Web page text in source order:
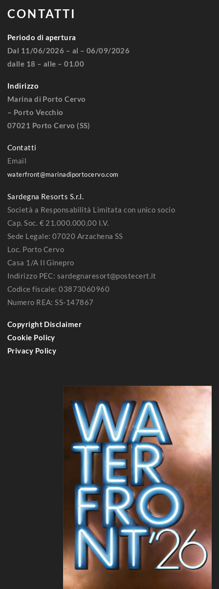
CONTATTI
Periodo di apertura
Dal 11/06/2026 – al – 06/09/2026
dalle 18 – alle – 01.00
Indirizzo
Marina di Porto Cervo
– Porto Vecchio
07021 Porto Cervo (SS)
Contatti
Email
waterfront@marinadiportocervo.com
Sardegna Resorts S.r.l.
Società a Responsabilità Limitata con unico socio
Cap. Soc. € 21.000.000,00 I.V.
Sede Legale: 07020 Arzachena SS
Loc. Porto Cervo
Casa 1/A Il Ginepro
Indirizzo PEC: sardegnaresort@postecert.it
Codice fiscale: 03873060960
Numero REA: SS-147867
Copyright Disclaimer
Cookie Policy
Privacy Policy